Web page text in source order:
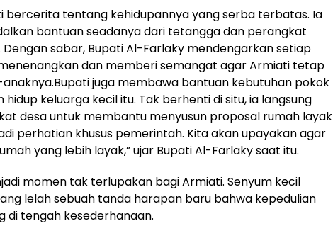
bercerita tentang kehidupannya yang serba terbatas. Ia
bantuan seadanya dari tetangga dan perangkat
sabar, Bupati Al-Farlaky mendengarkan setiap
dan memberi semangat agar Armiati tetap
juga membawa bantuan kebutuhan pokok
keluarga kecil itu. Tak berhenti di situ, ia langsung
desa untuk membantu menyusun proposal rumah layak
perhatian khusus pemerintah. Kita akan upayakan agar
yang lebih layak,” ujar Bupati Al-Farlaky saat itu.
momen tak terlupakan bagi Armiati. Senyum kecil
lelah sebuah tanda harapan baru bahwa kepedulian
di tengah kesederhanaan.